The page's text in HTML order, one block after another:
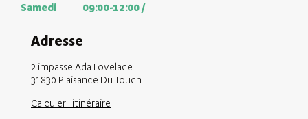
Samedi
09:00-12:00 /
Adresse
2 impasse Ada Lovelace
31830 Plaisance Du Touch
Calculer l'itinéraire